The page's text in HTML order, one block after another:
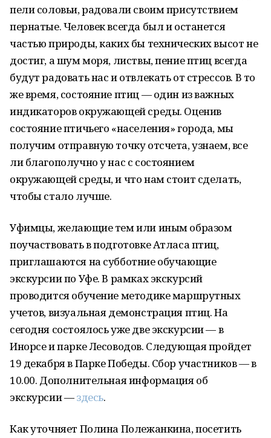
пели соловьи, радовали своим присутствием
пернатые. Человек всегда был и останется
частью природы, каких бы технических высот не
достиг, а шум моря, листвы, пение птиц всегда
будут радовать нас и отвлекать от стрессов. В то
же время, состояние птиц — один из важных
индикаторов окружающей среды. Оценив
состояние птичьего «населения» города, мы
получим отправную точку отсчета, узнаем, все
ли благополучно у нас с состоянием
окружающей среды, и что нам стоит сделать,
чтобы стало лучше.
Уфимцы, желающие тем или иным образом
поучаствовать в подготовке Атласа птиц,
приглашаются на субботние обучающие
экскурсии по Уфе. В рамках экскурсий
проводится обучение методике маршрутных
учетов, визуальная демонстрация птиц. На
сегодня состоялось уже две экскурсии — в
Инорсе и парке Лесоводов. Следующая пройдет
19 декабря в Парке Победы. Сбор участников — в
10.00. Дополнительная информация об
экскурсии —здесь.
Как уточняет Полина Полежанкина, посетить